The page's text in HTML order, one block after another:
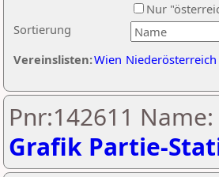
Sortierung
Nur
Vereinslisten:Wien Niederösterreich
Pnr:142611
Grafik Partie-